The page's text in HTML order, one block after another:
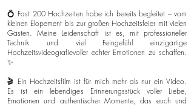
💍 Fast 200 Hochzeiten habe ich bereits begleitet – vom
kleinen Elopement bis zur großen Hochzeitsfeier mit vielen
Gästen. Meine Leidenschaft ist es, mit professioneller
Technik und viel Feingefühl einzigartige
Hochzeitsvideografievoller echter Emotionen zu schaffen.
✨
🎬 Ein Hochzeitsfilm ist für mich mehr als nur ein Video.
Es ist ein lebendiges Erinnerungsstück voller Liebe,
Emotionen und authentischer Momente, das euch und